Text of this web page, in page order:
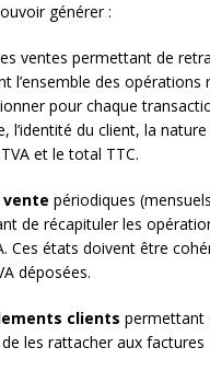
générer :
ventes permettant de
l’ensemble des opérations
pour chaque
l’identité du client, la nature
et le total TTC.
vente périodiques
de récapituler les
Ces états doivent être
déposées.
clients permettant
les rattacher aux factures